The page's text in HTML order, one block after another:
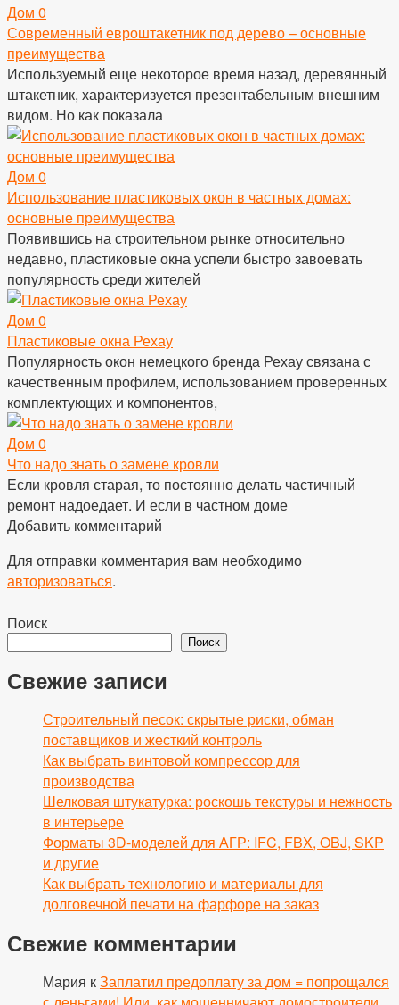
Дом 0
Современный евроштакетник под дерево – основные
преимущества
Используемый еще некоторое время назад, деревянный
штакетник, характеризуется презентабельным внешним
видом. Но как показала
Дом 0
Использование пластиковых окон в частных домах:
основные преимущества
Появившись на строительном рынке относительно
недавно, пластиковые окна успели быстро завоевать
популярность среди жителей
Дом 0
Пластиковые окна Рехау
Популярность окон немецкого бренда Рехау связана с
качественным профилем, использованием проверенных
комплектующих и компонентов,
Дом 0
Что надо знать о замене кровли
Если кровля старая, то постоянно делать частичный
ремонт надоедает. И если в частном доме
Добавить комментарий
Для отправки комментария вам необходимо
авторизоваться.
Поиск
Поиск
Свежие записи
Строительный песок: скрытые риски, обман
поставщиков и жесткий контроль
Как выбрать винтовой компрессор для
производства
Шелковая штукатурка: роскошь текстуры и нежность
в интерьере
Форматы 3D-моделей для АГР: IFC, FBX, OBJ, SKP
и другие
Как выбрать технологию и материалы для
долговечной печати на фарфоре на заказ
Свежие комментарии
Мария кЗаплатил предоплату за дом = попрощался